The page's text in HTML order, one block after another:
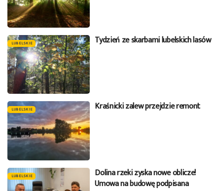
LUBELSKIE Tydzień ze skarbami lubelskich lasów
LUBELSKIE Kraśnicki zalew przejdzie remont
LUBELSKIE
Dolina rzeki zyska nowe oblicze!
Umowa na budowę podpisana